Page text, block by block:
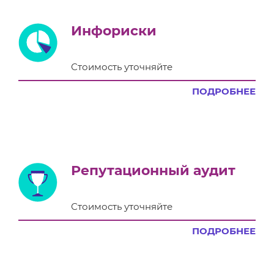
Инфориски
Стоимость уточняйте
ПОДРОБНЕЕ
Репутационный аудит
Стоимость уточняйте
ПОДРОБНЕЕ